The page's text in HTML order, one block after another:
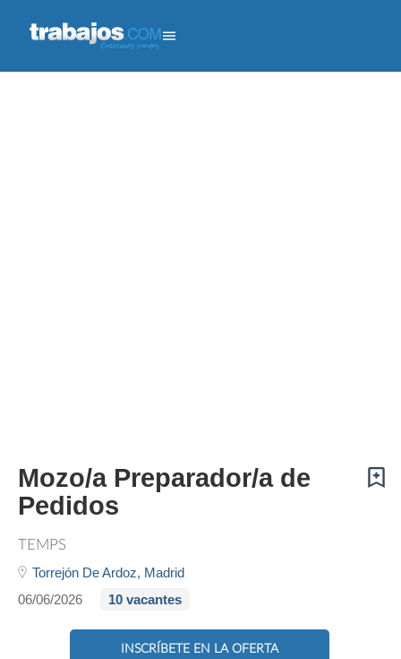
Mozo/a Preparador/a de
Pedidos
TEMPS
Torrejón De Ardoz, Madrid
06/06/2026
10 vacantes
INSCRÍBETE EN LA OFERTA